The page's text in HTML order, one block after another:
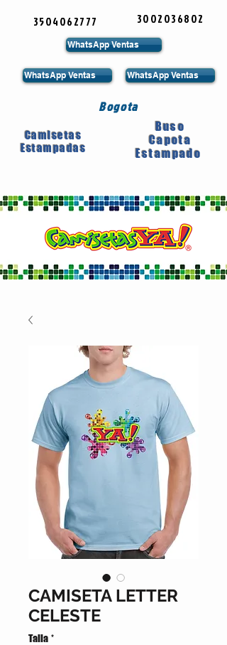
3504062777 3002036802
WhatsApp Ventas
WhatsApp Ventas WhatsApp Ventas
Bogota
Camisetas
Estampadas
Buso
Capota
Estampado
CAMISETA LETTER
CELESTE
Talla *